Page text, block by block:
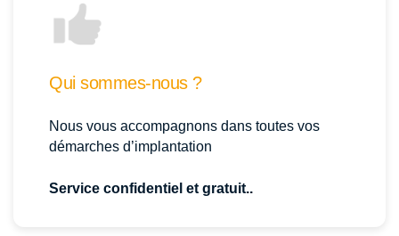
Qui sommes-nous ?
Nous vous accompagnons dans toutes vos
démarches d’implantation
Service confidentiel et gratuit..